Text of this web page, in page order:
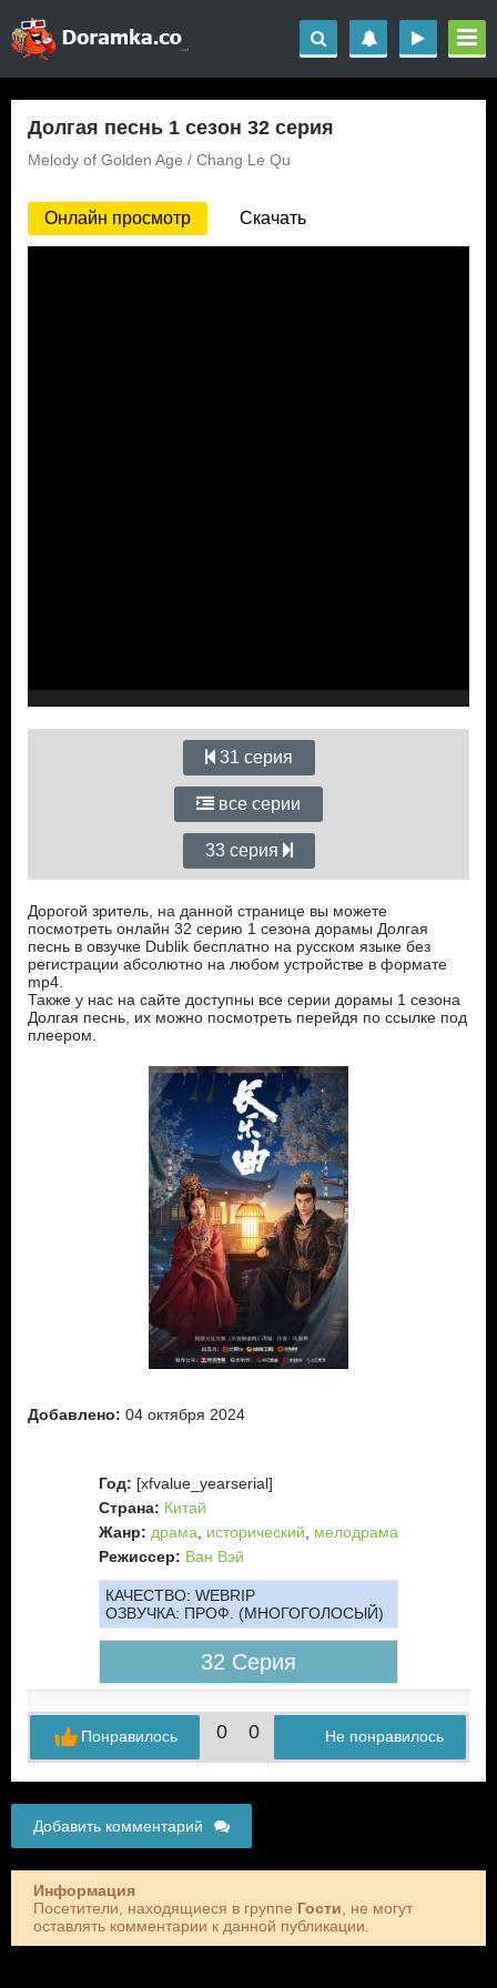
Долгая песнь 1 сезон 32 серия
Melody of Golden Age / Chang Le Qu
Онлайн просмотр Скачать
31 серия
все серии
33 серия
Дорогой зритель, на данной странице вы можете
посмотреть онлайн 32 серию 1 сезона дорамы Долгая
песнь в овзучке Dublik бесплатно на русском языке без
регистрации абсолютно на любом устройстве в формате
mp4.
Также у нас на сайте доступны все серии дорамы 1 сезона
Долгая песнь, их можно посмотреть перейдя по ссылке под
плеером.
Добавлено: 04 октября 2024
Год: [xfvalue_yearserial]
Страна: Китай
Жанр: драма, исторический, мелодрама
Режиссер: Ван Вэй
КАЧЕСТВО: WEBRIP
ОЗВУЧКА: ПРОФ. (МНОГОГОЛОСЫЙ)
32 Серия
0 0 Не понравилось
Понравилось
Добавить комментарий
Информация
Посетители, находящиеся в группе Гости, не могут
оставлять комментарии к данной публикации.